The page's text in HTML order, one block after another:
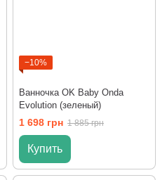
−10%
Ванночка OK Baby Onda
Evolution (зеленый)
1 698 грн 1 885 грн
Купить